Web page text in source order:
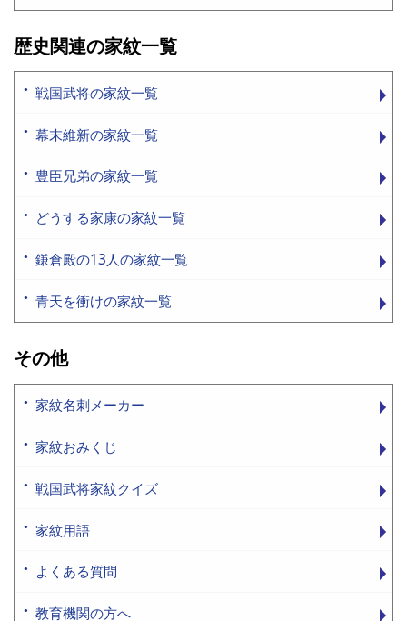
歴史関連の家紋一覧
戦国武将の家紋一覧
幕末維新の家紋一覧
豊臣兄弟の家紋一覧
どうする家康の家紋一覧
鎌倉殿の13人の家紋一覧
青天を衝けの家紋一覧
その他
家紋名刺メーカー
家紋おみくじ
戦国武将家紋クイズ
家紋用語
よくある質問
教育機関の方へ